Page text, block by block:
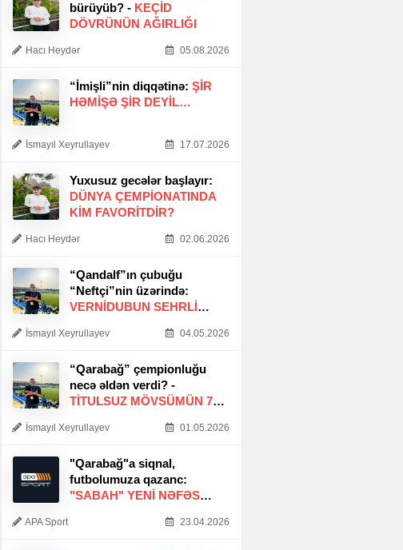
bürüyüb? - KEÇID
DÖVRÜNÜN AĞIRLIĞI
Hacı Heydər 05.08.2026
“İmişli”nin diqqətinə: ŞIR
HƏMIŞƏ ŞIR DEYIL…
İsmayıl Xeyrullayev 17.07.2026
Yuxusuz gecələr başlayır:
DÜNYA ÇEMPIONATINDA
KIM FAVORITDIR?
Hacı Heydər 02.06.2026
“Qandalf”ın çubuğu
“Neftçi”nin üzərində:
VERNİDUBUN SEHRLİ
İsmayıl Xeyrullayev 04.05.2026
“Qarabağ” çempionluğu
necə əldən verdi? -
TITULSUZ MÖVSÜMÜN 7
İsmayıl Xeyrullayev 01.05.2026
"Qarabağ"a siqnal,
futbolumuza qazanc:
"SABAH" YENI NƏFƏS
APA Sport 23.04.2026